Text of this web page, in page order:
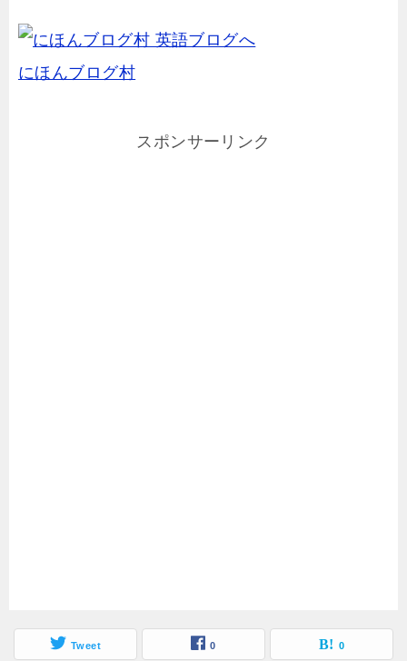
にほんブログ村
スポンサーリンク
Tweet 0 0